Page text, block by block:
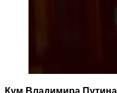
Кум Владимира